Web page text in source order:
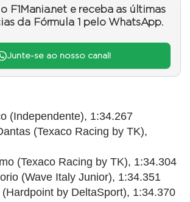
F1Mania.net e receba as últimas
da Fórmula 1 pelo WhatsApp.
Junte-se ao nosso canal!
(Independente), 1:34.267
(Texaco Racing by TK),
(Texaco Racing by TK), 1:34.304
(Wave Italy Junior), 1:34.351
by DeltaSport), 1:34.370